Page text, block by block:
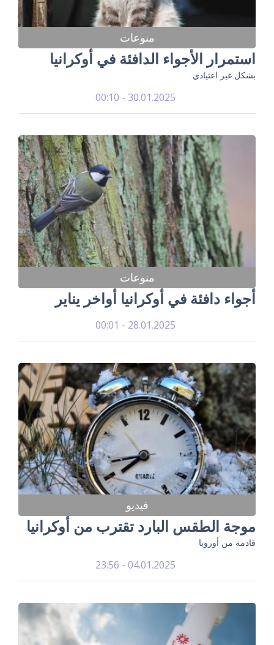
منوعات
استمرار الأجواء الدافئة في أوكرانيا
بشكل غير اعتيادي
30.01.2025 - 00:10
منوعات
أجواء دافئة في أوكرانيا أواخر يناير
28.01.2025 - 00:01
فيديو
موجة الطقس البارد تقترب من أوكرانيا
قادمة من أوروبا
04.01.2025 - 23:56